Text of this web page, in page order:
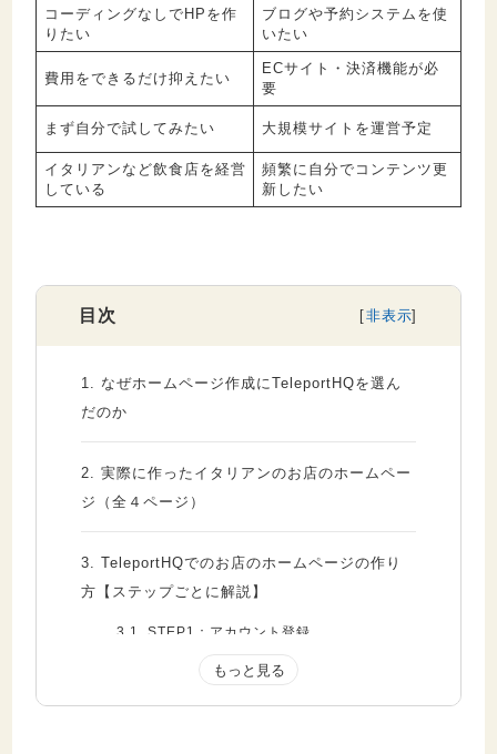
コーディングなしでHPを作
りたい
ブログや予約システムを使
いたい
費用をできるだけ抑えたい
ECサイト・決済機能が必
要
まず自分で試してみたい 大規模サイトを運営予定
イタリアンなど飲食店を経営
している
頻繁に自分でコンテンツ更
新したい
目次
1.
なぜホームページ作成にTeleportHQを選ん
だのか
2.
実際に作ったイタリアンのお店のホームペー
ジ（全４ページ）
3.
TeleportHQでのお店のホームページの作り
方【ステップごとに解説】
3.1.
STEP1：アカウント登録
STEP2：プロジェクトを作る